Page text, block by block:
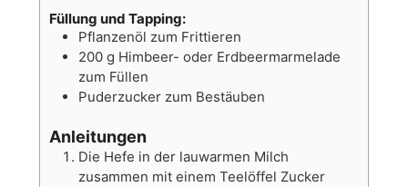
Füllung und Tapping:
Pflanzenöl zum Frittieren
200 g Himbeer- oder Erdbeermarmelade
zum Füllen
Puderzucker zum Bestäuben
Anleitungen
Die Hefe in der lauwarmen Milch
zusammen mit einem Teelöffel Zucker